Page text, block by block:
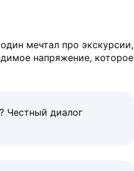
мечтал про экскурсии,
напряжение, которое
Честный диалог